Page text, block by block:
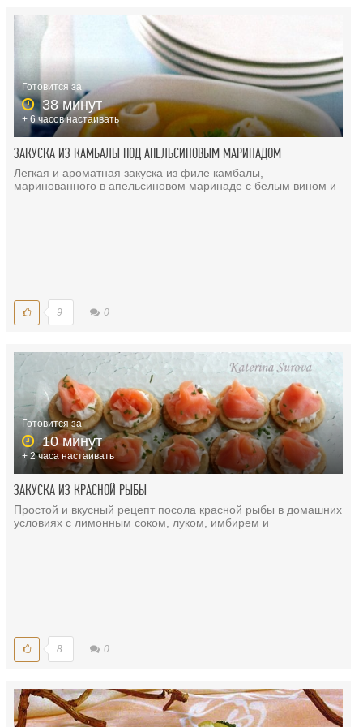
Готовится за
38 минут
+ 6 часов настаивать
ЗАКУСКА ИЗ КАМБАЛЫ ПОД АПЕЛЬСИНОВЫМ МАРИНАДОМ
Легкая и ароматная закуска из филе камбалы,
маринованного в апельсиновом маринаде с белым вином и
9 0
Готовится за
10 минут
+ 2 часа настаивать
ЗАКУСКА ИЗ КРАСНОЙ РЫБЫ
Простой и вкусный рецепт посола красной рыбы в домашних
условиях с лимонным соком, луком, имбирем и
8 0